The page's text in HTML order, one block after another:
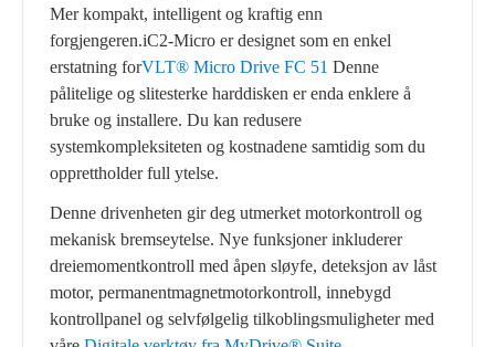
Mer kompakt, intelligent og kraftig enn
forgjengeren.iC2-Micro er designet som en enkel
erstatning forVLT® Micro Drive FC 51 Denne
pålitelige og slitesterke harddisken er enda enklere å
bruke og installere. Du kan redusere
systemkompleksiteten og kostnadene samtidig som du
opprettholder full ytelse.
Denne drivenheten gir deg utmerket motorkontroll og
mekanisk bremseytelse. Nye funksjoner inkluderer
dreiemomentkontroll med åpen sløyfe, deteksjon av låst
motor, permanentmagnetmotorkontroll, innebygd
kontrollpanel og selvfølgelig tilkoblingsmuligheter med